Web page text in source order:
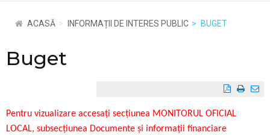
ACASĂ INFORMAȚII DE INTERES PUBLIC BUGET
Buget
Pentru vizualizare accesați secțiunea MONITORUL OFICIAL
LOCAL, subsecțiunea Documente și informații financiare